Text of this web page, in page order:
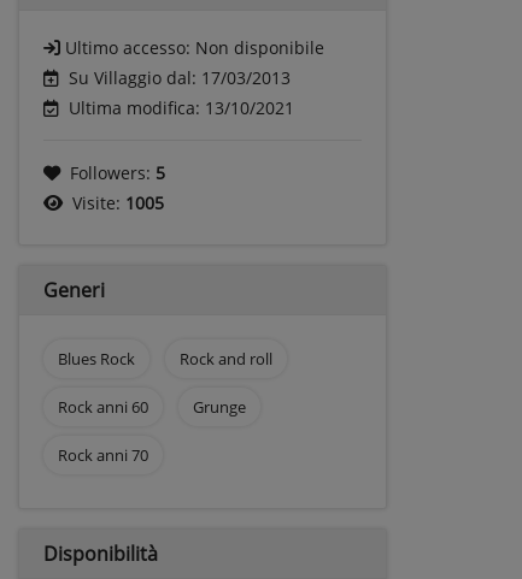
Ultimo accesso: Non disponibile
Su Villaggio dal: 17/03/2013
Ultima modifica: 13/10/2021
Followers: 5
Visite: 1005
Generi
Blues Rock Rock and roll
Rock anni 60 Grunge
Rock anni 70
Disponibilità